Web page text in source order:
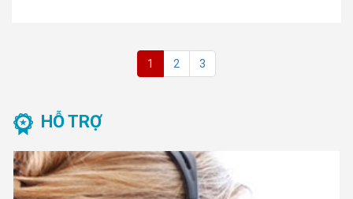
1 2 3
HỖ TRỢ